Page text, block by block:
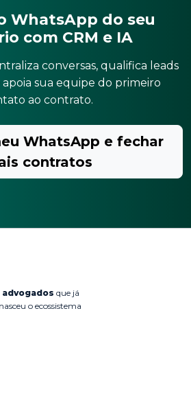
WhatsApp do seu
com CRM e IA
conversas, qualifica leads
sua equipe do primeiro
ao contrato.
WhatsApp e fechar
contratos
advogados que já
o ecossistema